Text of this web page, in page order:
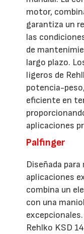
motor,
garantiza un
las
de
largo plazo.
ligeros de
potencia-
eficiente en
aplicaciones
Palfinger
Diseñada
aplicaciones
combina un
con una
Rehlko KSD